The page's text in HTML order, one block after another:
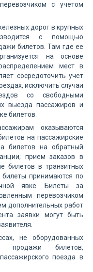
с учетом
дорог в крупных
с помощью
билетов. Там где ее
на основе
мест в
сосредоточить учет
исключить случаи
со свободными
выезда пассажиров и
билетов.
оказываются
на пассажирские
билетов на обратный
прием заказов в
билетов в транзитных
билеты принимаются по
явке. Билеты за
перевозчиком
дополнительных работ
заявки могут быть
не оборудованных
продажи билетов,
поезда в